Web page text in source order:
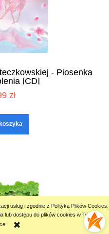
usług i zgodnie z Polityką Plików Cookies.
lub dostępu do plików cookies w Twojej
- Piosenka
[CD]
zł